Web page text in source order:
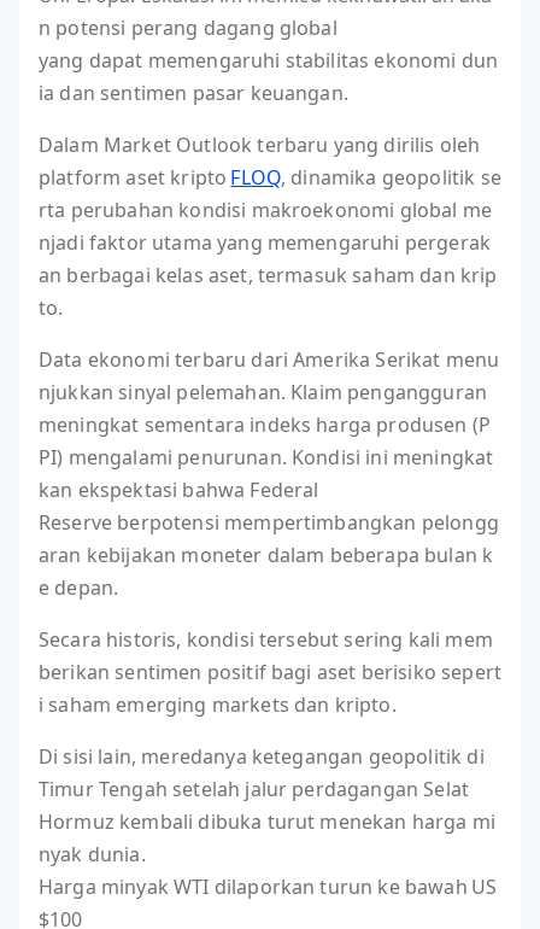
n potensi perang dagang global
yang dapat memengaruhi stabilitas ekonomi dun
ia dan sentimen pasar keuangan.
Dalam Market Outlook terbaru yang dirilis oleh
platform aset kripto FLOQ, dinamika geopolitik se
rta perubahan kondisi makroekonomi global me
njadi faktor utama yang memengaruhi pergerak
an berbagai kelas aset, termasuk saham dan krip
to.
Data ekonomi terbaru dari Amerika Serikat menu
njukkan sinyal pelemahan. Klaim pengangguran
meningkat sementara indeks harga produsen (P
PI) mengalami penurunan. Kondisi ini meningkat
kan ekspektasi bahwa Federal
Reserve berpotensi mempertimbangkan pelongg
aran kebijakan moneter dalam beberapa bulan k
e depan.
Secara historis, kondisi tersebut sering kali mem
berikan sentimen positif bagi aset berisiko sepert
i saham emerging markets dan kripto.
Di sisi lain, meredanya ketegangan geopolitik di
Timur Tengah setelah jalur perdagangan Selat
Hormuz kembali dibuka turut menekan harga mi
nyak dunia.
Harga minyak WTI dilaporkan turun ke bawah US
$100